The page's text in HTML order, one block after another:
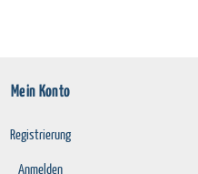
Mein Konto
Registrierung
Anmelden